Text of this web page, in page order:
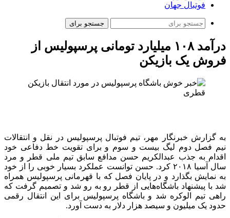
فوتبال جهان
جستجو برای
درآمد ۱۰۸ میلیارد تومانی پرسپولیس از
فروش یک بازیکن
به گزارش خبرنگار مهر، تیم فوتبال پرسپولیس در نقل و انتقالات
نیم فصل دوم لیگ بیست و سوم و برای تقویت خط دفاعی خود
اقدام به جذب عبدالکریم حسن مدافع سابق تیم ملی قطر و مرد
سال آسیا ۲۰۱۸ کرد. حسن توانست عملکرد بسیار خوبی را از خود
به نمایش بگذارد و در پایان فصل که با قهرمانی پرسپولیس همراه
شد با پیشنهاد باشگاه‌هایی از قطر رو به رو شد و تصمیم گرفت که
راهی تیم الوکره شد و باشگاه پرسپولیس برای این انتقال رقمی
حدود یک میلیون و سیصد هزار دلار به دست آورد.